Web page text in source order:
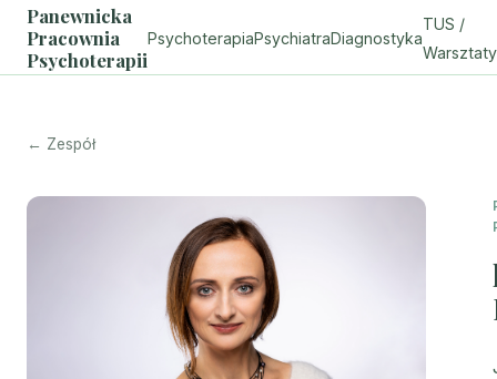
Panewnicka
Pracownia
Psychoterapii
PsychoterapiaPsychiatraDiagnostyka
TUS /
Warsztaty
← Zespół